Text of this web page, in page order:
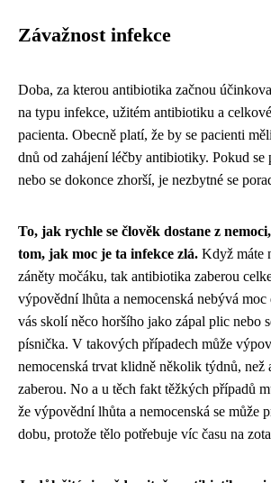
Závažnost infekce
Doba, za kterou antibiotika začnou
na typu infekce, užitém antibiotiku a
pacienta. Obecně platí, že by se pacienti
dnů od zahájení léčby antibiotiky. Pokud se
nebo se dokonce zhorší, je nezbytné se
To, jak rychle se člověk dostane z
tom, jak moc je ta infekce zlá. Když máte
záněty močáku, tak antibiotika zaberou
výpovědní lhůta a nemocenská nebývá
vás skolí něco horšího jako zápal plic nebo
písnička. V takových případech může
nemocenská trvat klidně několik týdnů, než
zaberou. No a u těch fakt těžkých případů
že výpovědní lhůta a nemocenská se může
dobu, protože tělo potřebuje víc času na